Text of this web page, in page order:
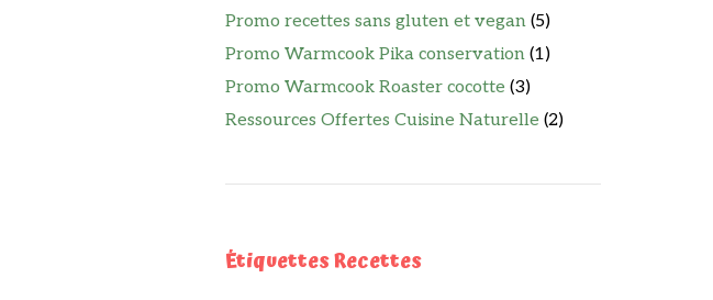
Promo recettes sans gluten et vegan (5)
Promo Warmcook Pika conservation (1)
Promo Warmcook Roaster cocotte (3)
Ressources Offertes Cuisine Naturelle (2)
Étiquettes Recettes